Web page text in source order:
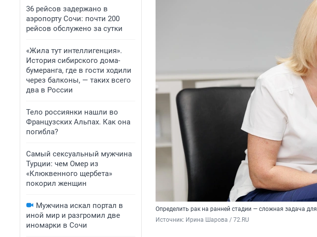
36 рейсов задержано в
аэропорту Сочи: почти 200
рейсов обслужено за сутки
«Жила тут интеллигенция».
История сибирского дома-
бумеранга, где в гости ходили
через балконы, — таких всего
два в России
Тело россиянки нашли во
Французских Альпах. Как она
погибла?
Самый сексуальный мужчина
Турции: чем Омер из
«Клюквенного щербета»
покорил женщин
Мужчина искал портал в
иной мир и разгромил две
иномарки в Сочи
Определить рак на ранней стадии — сложная задача для
Источник: Ирина Шарова / 72.RU